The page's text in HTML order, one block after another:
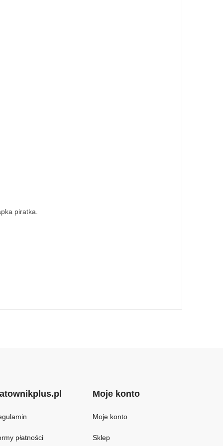
piratka.
płatności
Moje konto
Moje konto
Sklep